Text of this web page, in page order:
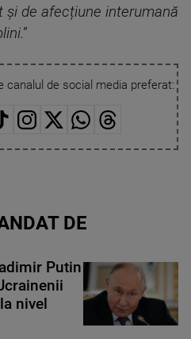
de afecțiune interumană
canalul de social media preferat:
DE
Putin
nivel